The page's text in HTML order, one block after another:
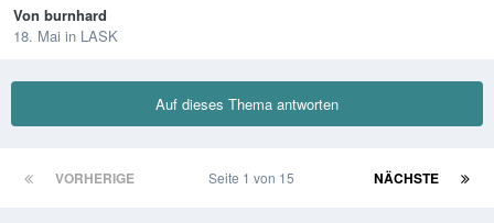
Von burnhard
18. Mai in LASK
Auf dieses Thema antworten
VORHERIGE NÄCHSTE
Seite 1 von 15